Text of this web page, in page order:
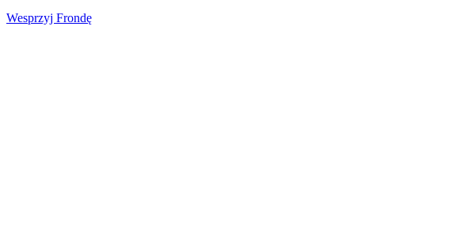
Wesprzyj Frondę